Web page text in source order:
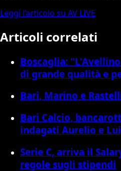
Leggi l’articolo su AV LIVE
Articoli correlati
Boscaglia:
di grande qualità e
Bari, Marino e
Bari Calcio,
indagati Aurelio e
Serie C, arriva il
regole sugli stipendi